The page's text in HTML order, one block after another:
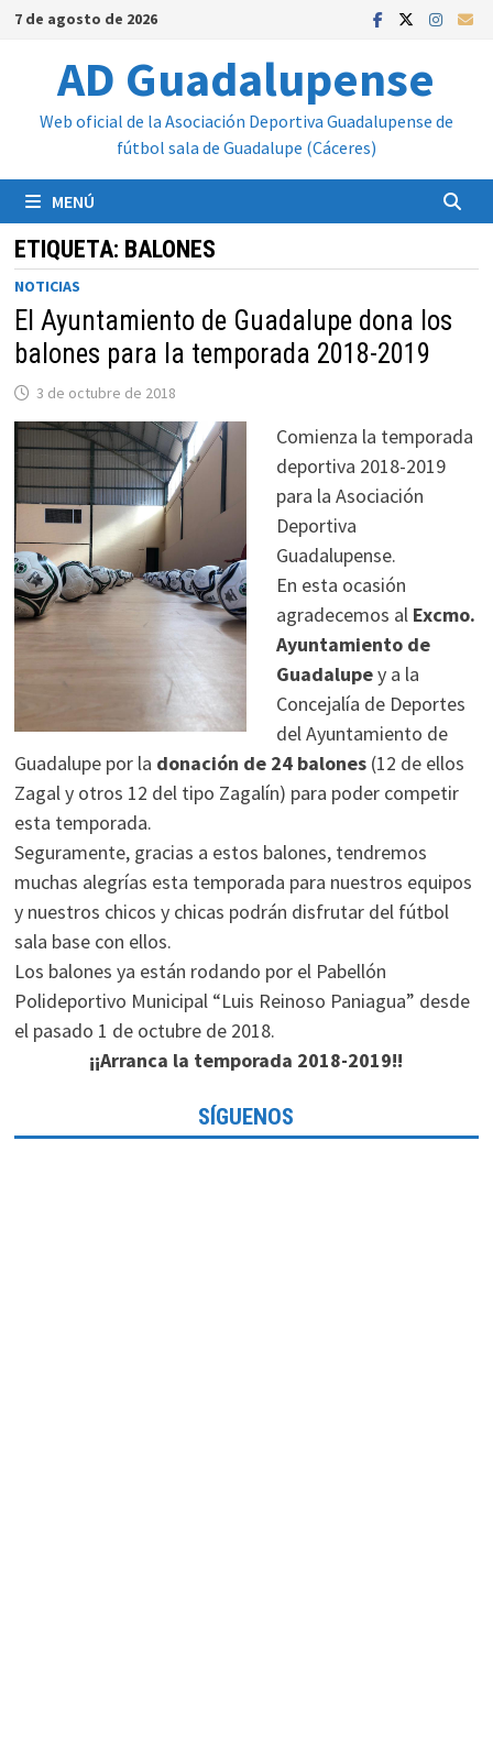
Saltar
contenido
7 de agosto de 2026
AD Guadalupense
Web oficial de la Asociación Deportiva Guadalupense de
fútbol sala de Guadalupe (Cáceres)
MENÚ
ETIQUETA: BALONES
NOTICIAS
El Ayuntamiento de Guadalupe dona los
balones para la temporada 2018-2019
3 de octubre de 2018
Comienza la temporada
deportiva 2018-2019
para la Asociación
Deportiva
Guadalupense.
En esta ocasión
agradecemos al Excmo.
Ayuntamiento de
Guadalupey a la
Concejalía de Deportes
del Ayuntamiento de
Guadalupe por la donación de 24 balones(12 de ellos
Zagal y otros 12 del tipo Zagalín) para poder competir
esta temporada.
Seguramente, gracias a estos balones, tendremos
muchas alegrías esta temporada para nuestros equipos
y nuestros chicos y chicas podrán disfrutar del fútbol
sala base con ellos.
Los balones ya están rodando por el Pabellón
Polideportivo Municipal “Luis Reinoso Paniagua” desde
el pasado 1 de octubre de 2018.
¡¡Arranca la temporada 2018-2019!!
SÍGUENOS